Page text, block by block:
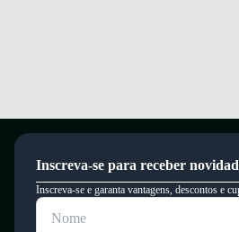
Inscreva-se para receber
Inscreva-se e garanta vantagens, descontos e